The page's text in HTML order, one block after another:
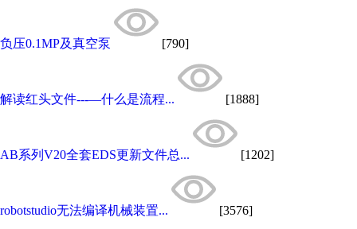
负压0.1MP及真空泵 [790]
解读红头文件---—什么是流程... [1888]
AB系列V20全套EDS更新文件总... [1202]
robotstudio无法编译机械装置... [3576]